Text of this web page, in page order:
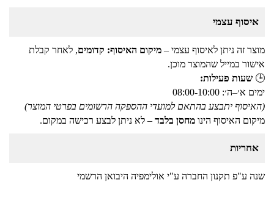
איסוף עצמי
מוצר זה ניתן לאיסוף עצמי – מיקום האיסוף: קדומים, לאחר קבלת
אישור במייל שהמוצר מוכן.
🕒 שעות פעילות:
ימים א׳–ה׳: 08:00-10:00
(האיסוף יתבצע בהתאם למועדי ההספקה הרשומים בפרטי המוצר)
מיקום האיסוף הינו מחסן בלבד – לא ניתן לבצע רכישה במקום.
אחריות
שנה ע"פ תקנון החברה ע"י אולימפיה היבואן הרשמי